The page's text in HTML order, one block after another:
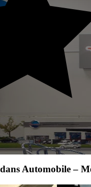
Automobile –